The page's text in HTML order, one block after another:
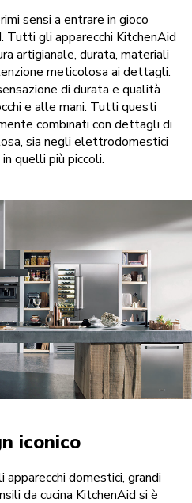
sensi a entrare in gioco
Tutti gli apparecchi KitchenAid
artigianale, durata, materiali
meticolosa ai dettagli.
di durata e qualità
e alle mani. Tutti questi
combinati con dettagli di
sia negli elettrodomestici
quelli più piccoli.
iconico
apparecchi domestici, grandi
da cucina KitchenAid si è